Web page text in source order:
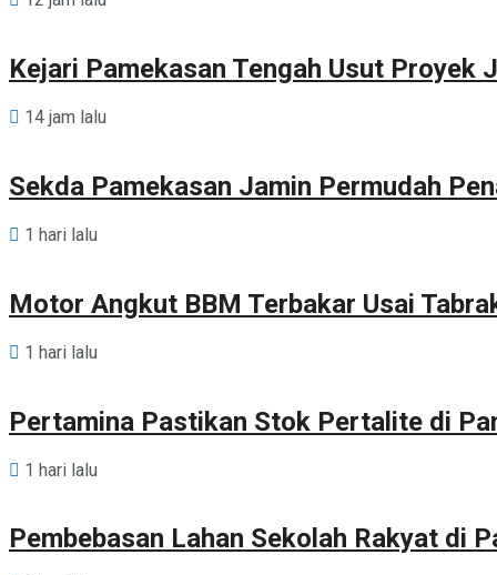
Kejari Pamekasan Tengah Usut Proyek
14 jam lalu
Sekda Pamekasan Jamin Permudah
1 hari lalu
Motor Angkut BBM Terbakar Usai
1 hari lalu
Pertamina Pastikan Stok Pertalite di
1 hari lalu
Pembebasan Lahan Sekolah Rakyat di